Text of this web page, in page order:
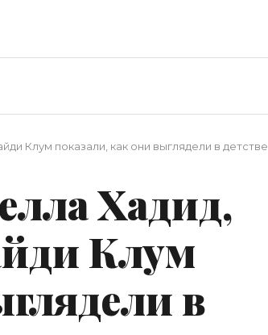
Клум показали, как они выглядели в детстве
Хадид,
Клум
в